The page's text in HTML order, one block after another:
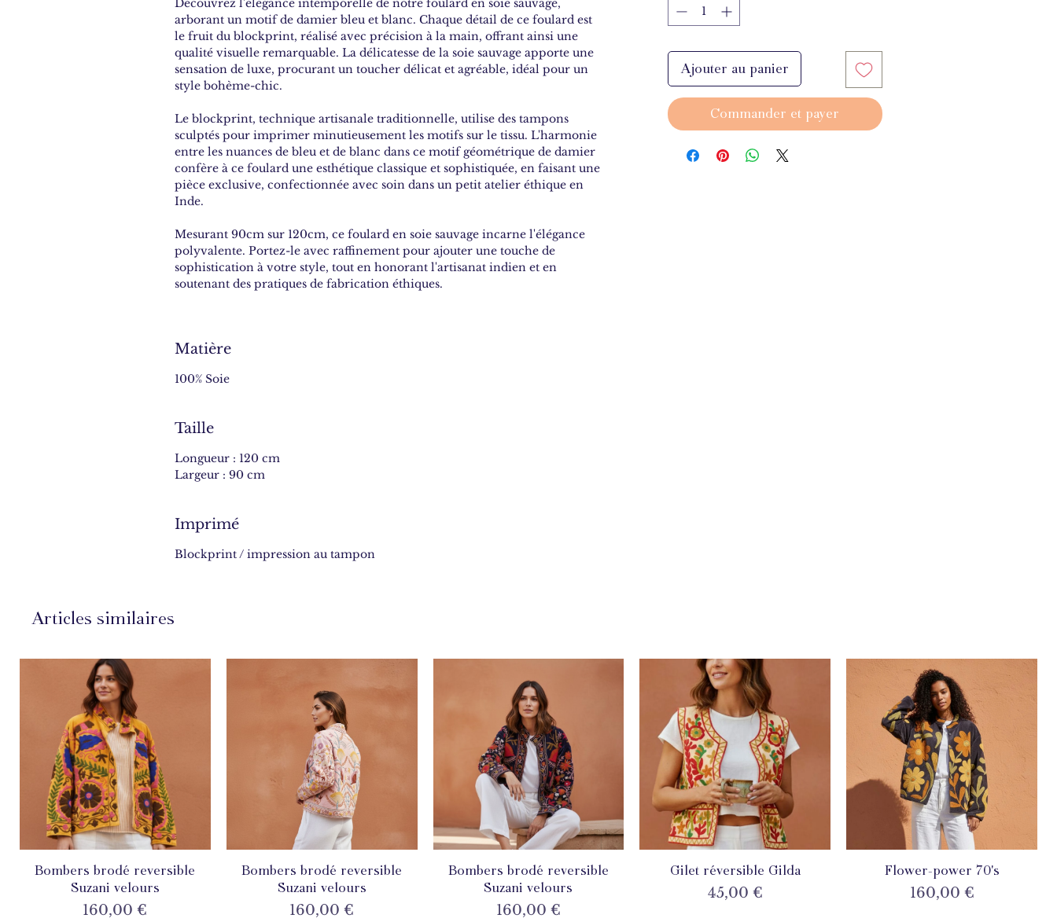
Découvrez l'élégance intemporelle de notre foulard en soie sauvage,
arborant un motif de damier bleu et blanc. Chaque détail de ce foulard est
le fruit du blockprint, réalisé avec précision à la main, offrant ainsi une
qualité visuelle remarquable. La délicatesse de la soie sauvage apporte une
sensation de luxe, procurant un toucher délicat et agréable, idéal pour un
style bohème-chic.
Le blockprint, technique artisanale traditionnelle, utilise des tampons
sculptés pour imprimer minutieusement les motifs sur le tissu. L'harmonie
entre les nuances de bleu et de blanc dans ce motif géométrique de damier
confère à ce foulard une esthétique classique et sophistiquée, en faisant une
pièce exclusive, confectionnée avec soin dans un petit atelier éthique en
Inde.
Mesurant 90cm sur 120cm, ce foulard en soie sauvage incarne l'élégance
polyvalente. Portez-le avec raffinement pour ajouter une touche de
sophistication à votre style, tout en honorant l'artisanat indien et en
soutenant des pratiques de fabrication éthiques.
Matière
100% Soie
Taille
Longueur : 120 cm
Largeur : 90 cm
Imprimé
Blockprint / impression au tampon
Ajouter au panier
Commander et payer
Articles similaires
Aperçu rapide
Bombers brodé reversible
Suzani velours
Prix
160,00 €
Aperçu rapide
Bombers brodé reversible
Suzani velours
Prix
160,00 €
Aperçu rapide
Bombers brodé reversible
Suzani velours
Prix
160,00 €
Aperçu rapide
Gilet réversible Gilda
Prix
45,00 €
Aperçu rapide
Flower-power 70's
Prix
160,00 €